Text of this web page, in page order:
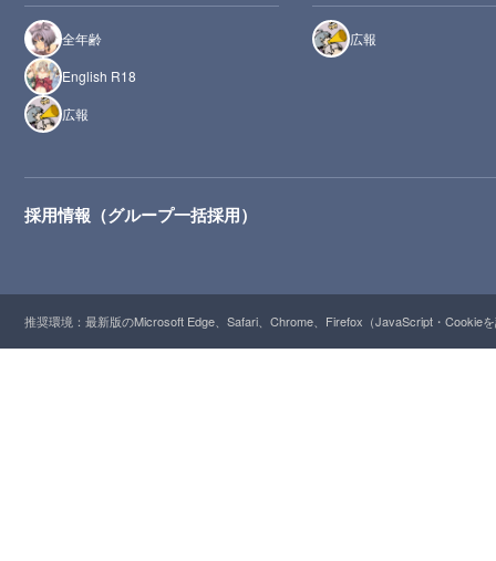
全年齢
English R18
広報
広報
採用情報（グループ一括採用）
推奨環境：最新版のMicrosoft Edge、Safari、Chrome、Firefox（JavaScript・Cookie